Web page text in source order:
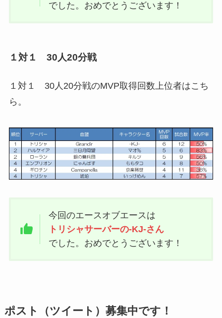
でした。おめでとうございます！
１対１ 30人20分戦
１対１ 30人20分戦のMVP取得回数上位者はこち
ら。
今回のエースオブエースは
トリシャサーバーの-KJ-さん
でした。おめでとうございます！
ポスト（ツイート）募集中です！